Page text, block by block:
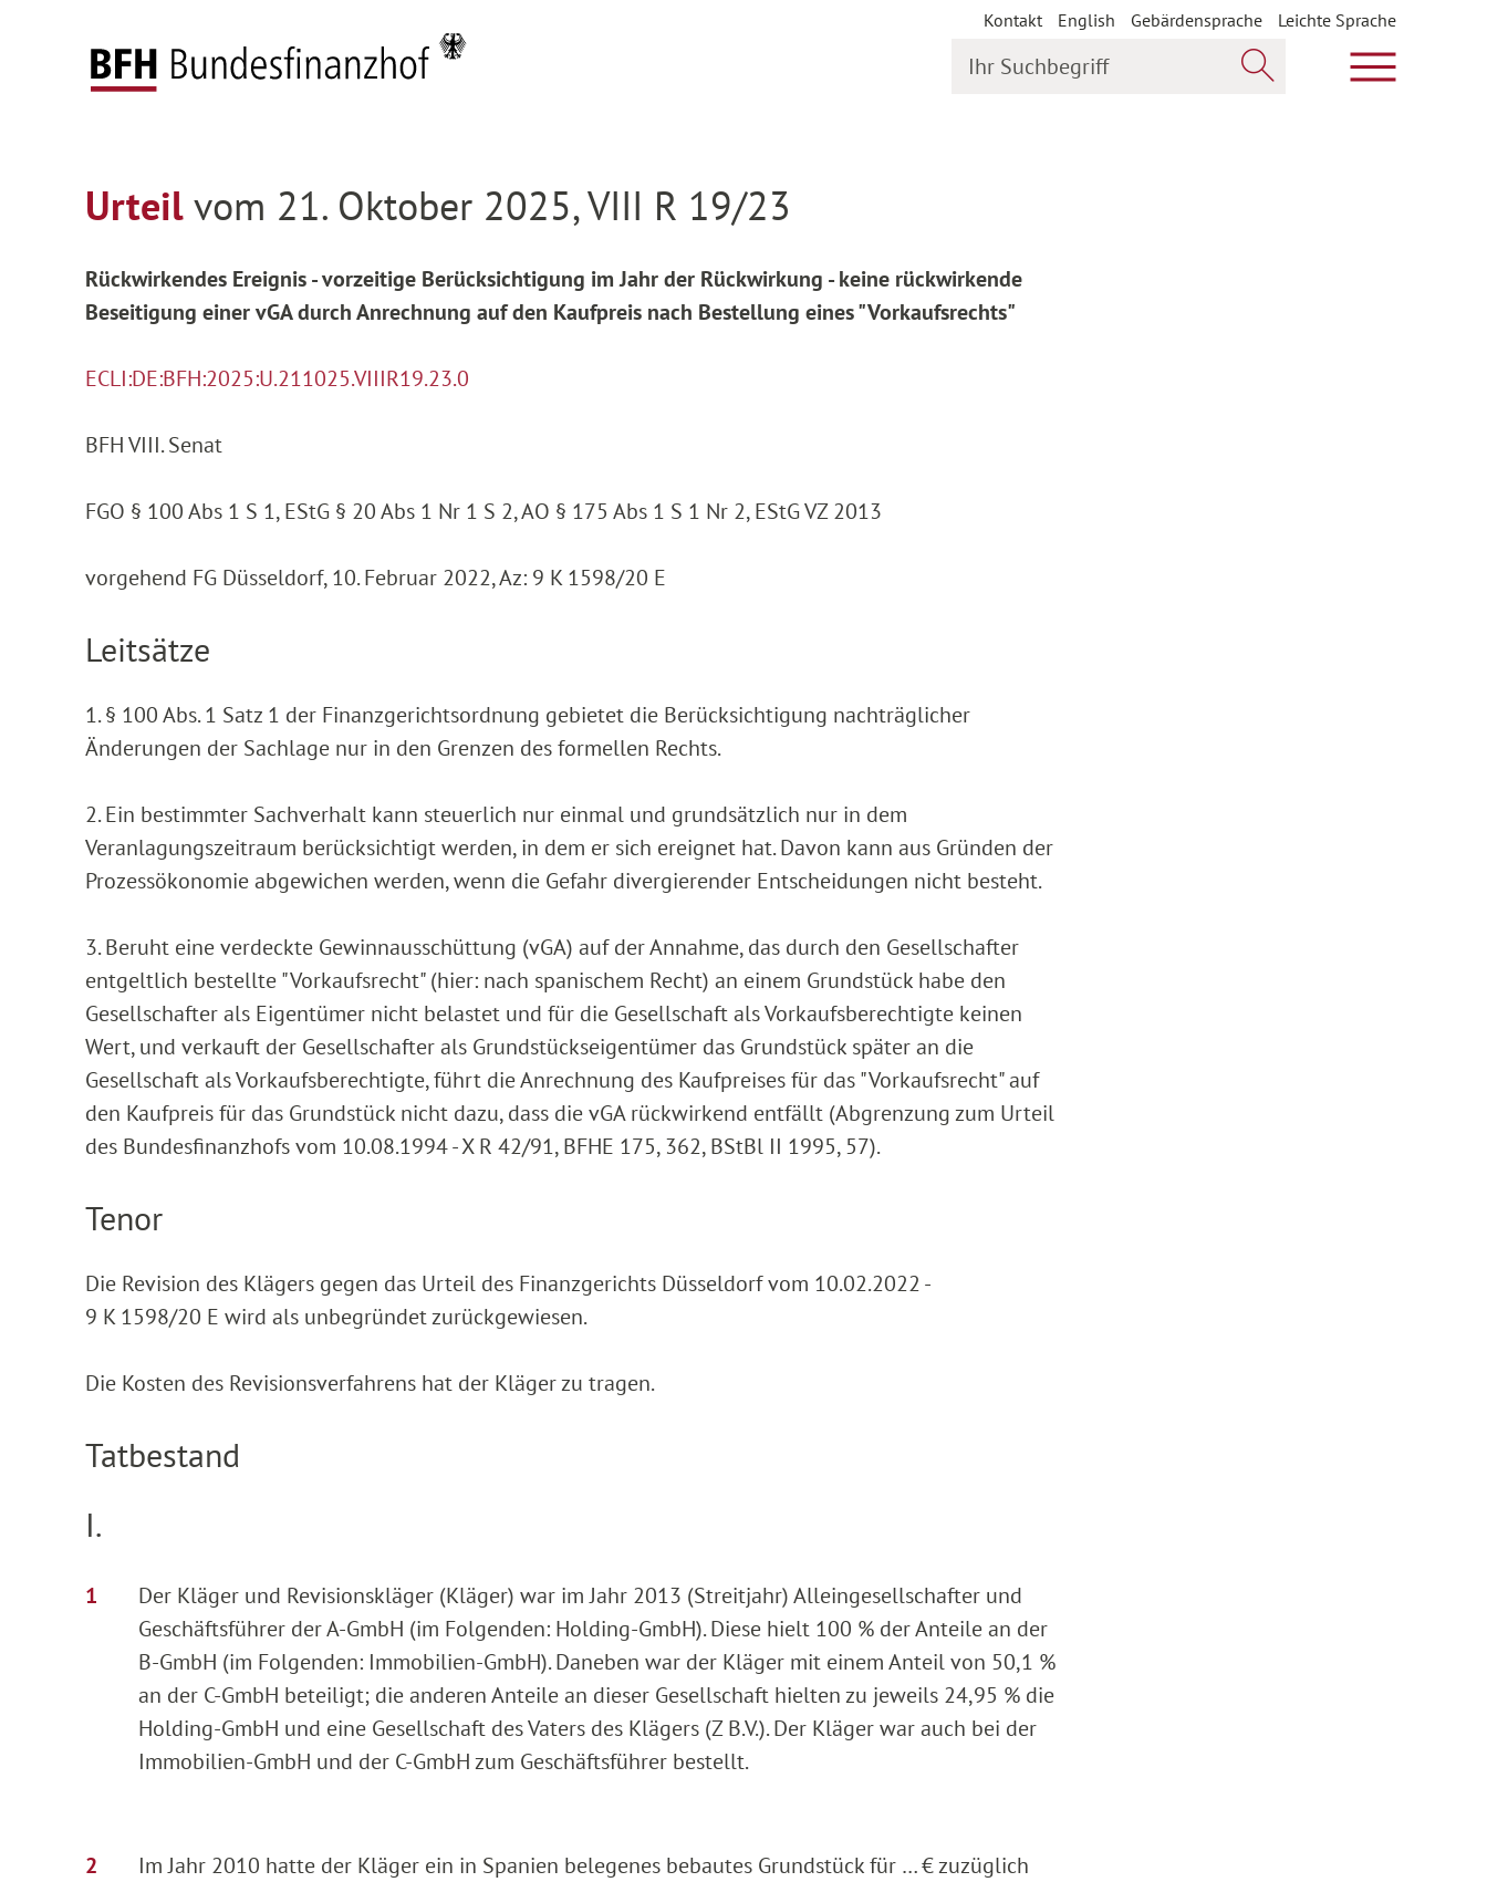
Kontakt English Gebärdensprache
Leichte Sprache
Hauptmenü
Startseite
Urteilvom 21. Oktober 2025, VIII R 19/23
Rückwirkendes Ereignis - vorzeitige Berücksichtigung im Jahr der Rückwirkung - keine rückwirkende
Beseitigung einer vGA durch Anrechnung auf den Kaufpreis nach Bestellung eines "Vorkaufsrechts"
ECLI:DE:BFH:2025:U.211025.VIIIR19.23.0
BFH VIII. Senat
FGO § 100 Abs 1 S 1, EStG § 20 Abs 1 Nr 1 S 2, AO § 175 Abs 1 S 1 Nr 2, EStG VZ 2013
vorgehend FG Düsseldorf, 10. Februar 2022, Az: 9 K 1598/20 E
Leitsätze
1. § 100 Abs. 1 Satz 1 der Finanzgerichtsordnung gebietet die Berücksichtigung nachträglicher
Änderungen der Sachlage nur in den Grenzen des formellen Rechts.
2. Ein bestimmter Sachverhalt kann steuerlich nur einmal und grundsätzlich nur in dem
Veranlagungszeitraum berücksichtigt werden, in dem er sich ereignet hat. Davon kann aus Gründen der
Prozessökonomie abgewichen werden, wenn die Gefahr divergierender Entscheidungen nicht besteht.
3. Beruht eine verdeckte Gewinnausschüttung (vGA) auf der Annahme, das durch den Gesellschafter
entgeltlich bestellte "Vorkaufsrecht" (hier: nach spanischem Recht) an einem Grundstück habe den
Gesellschafter als Eigentümer nicht belastet und für die Gesellschaft als Vorkaufsberechtigte keinen
Wert, und verkauft der Gesellschafter als Grundstückseigentümer das Grundstück später an die
Gesellschaft als Vorkaufsberechtigte, führt die Anrechnung des Kaufpreises für das "Vorkaufsrecht" auf
den Kaufpreis für das Grundstück nicht dazu, dass die vGA rückwirkend entfällt (Abgrenzung zum Urteil
des Bundesfinanzhofs vom 10.08.1994 - X R 42/91, BFHE 175, 362, BStBl II 1995, 57).
Tenor
Die Revision des Klägers gegen das Urteil des Finanzgerichts Düsseldorf vom 10.02.2022 -
9 K 1598/20 E wird als unbegründet zurückgewiesen.
Die Kosten des Revisionsverfahrens hat der Kläger zu tragen.
Tatbestand
I.
Der Kläger und Revisionskläger (Kläger) war im Jahr 2013 (Streitjahr) Alleingesellschafter und
Geschäftsführer der A-GmbH (im Folgenden: Holding-GmbH). Diese hielt 100 % der Anteile an der
B-GmbH (im Folgenden: Immobilien-GmbH). Daneben war der Kläger mit einem Anteil von 50,1 %
an der C-GmbH beteiligt; die anderen Anteile an dieser Gesellschaft hielten zu jeweils 24,95 % die
Holding-GmbH und eine Gesellschaft des Vaters des Klägers (Z B.V.). Der Kläger war auch bei der
Immobilien-GmbH und der C-GmbH zum Geschäftsführer bestellt.
Im Jahr 2010 hatte der Kläger ein in Spanien belegenes bebautes Grundstück für … € zuzüglich